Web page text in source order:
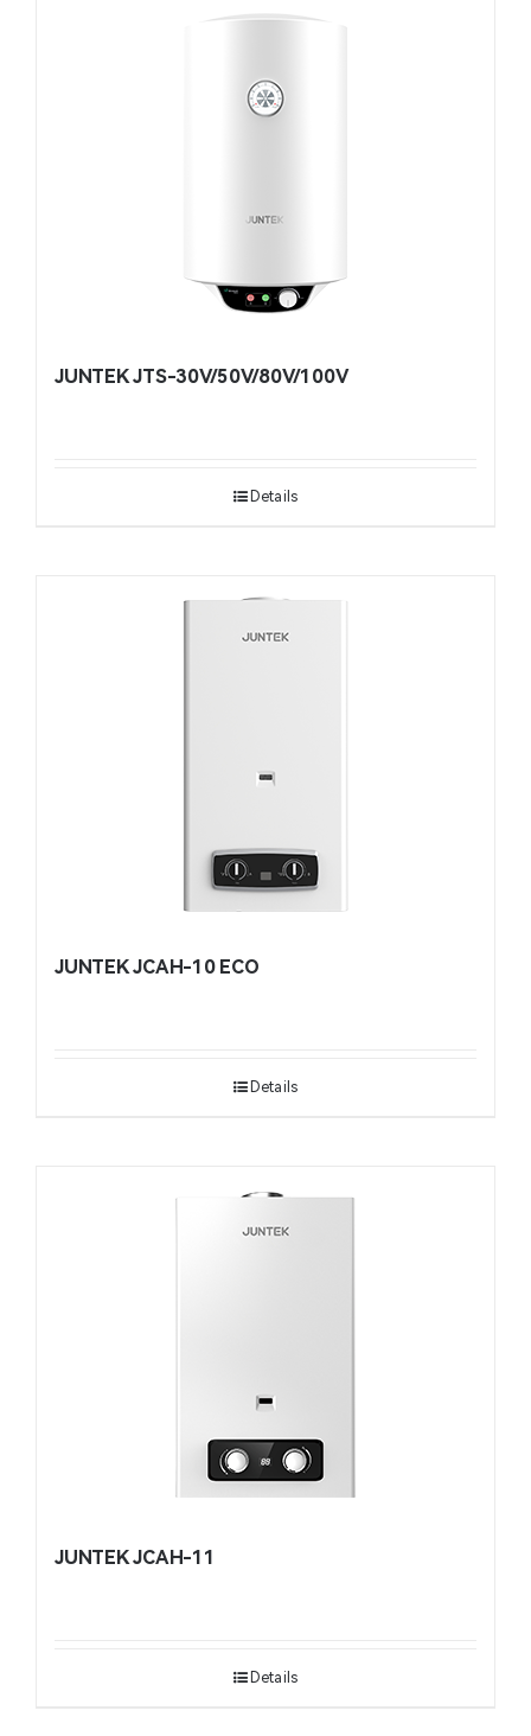
JUNTEK JTS-30V/50V/80V/100V
Details
JUNTEK JCAH-10 ECO
Details
JUNTEK JCAH-11
Details